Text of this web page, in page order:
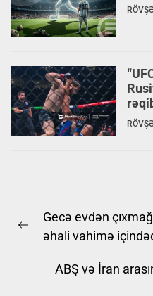
naviqasiyası
Previous
Gecə evdən
əhali vahimə
ABŞ və İran